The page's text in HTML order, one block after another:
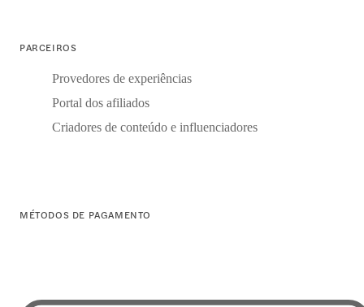
PARCEIROS
Provedores de experiências
Portal dos afiliados
Criadores de conteúdo e influenciadores
MÉTODOS DE PAGAMENTO